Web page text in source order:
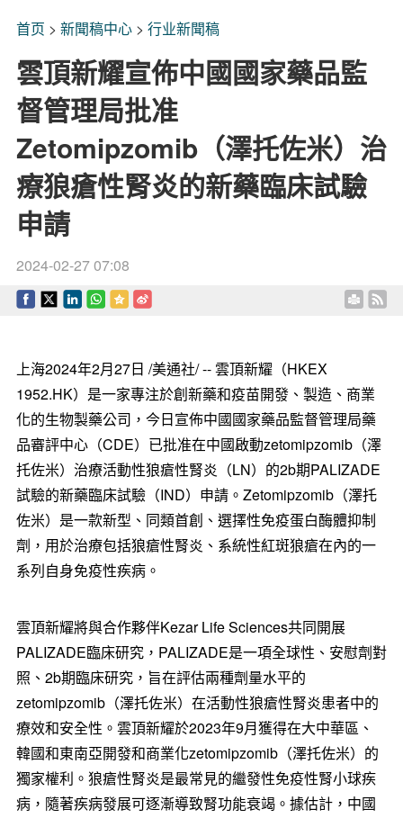
首页 > 新聞稿中心> 行业新聞稿
雲頂新耀宣佈中國國家藥品監
督管理局批准
Zetomipzomib（澤托佐米）治
療狼瘡性腎炎的新藥臨床試驗
申請
2024-02-27 07:08
上海2024年2月27日 /美通社/ -- 雲頂新耀（HKEX
1952.HK）是一家專注於創新藥和疫苗開發、製造、商業
化的生物製藥公司，今日宣佈中國國家藥品監督管理局藥
品審評中心（CDE）已批准在中國啟動zetomipzomib（澤
托佐米）治療活動性狼瘡性腎炎（LN）的2b期PALIZADE
試驗的新藥臨床試驗（IND）申請。Zetomipzomib（澤托
佐米）是一款新型、同類首創、選擇性免疫蛋白酶體抑制
劑，用於治療包括狼瘡性腎炎、系統性紅斑狼瘡在內的一
系列自身免疫性疾病。
雲頂新耀將與合作夥伴Kezar Life Sciences共同開展
PALIZADE臨床研究，PALIZADE是一項全球性、安慰劑對
照、2b期臨床研究，旨在評估兩種劑量水平的
zetomipzomib（澤托佐米）在活動性狼瘡性腎炎患者中的
療效和安全性。雲頂新耀於2023年9月獲得在大中華區、
韓國和東南亞開發和商業化zetomipzomib（澤托佐米）的
獨家權利。狼瘡性腎炎是最常見的繼發性免疫性腎小球疾
病，隨著疾病發展可逐漸導致腎功能衰竭。據估計，中國